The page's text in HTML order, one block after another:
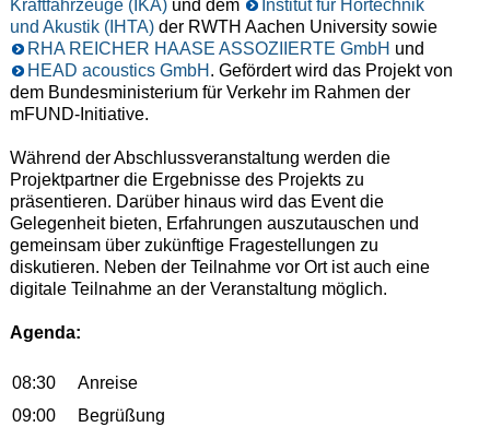
Kraftfahrzeuge (IKA)und dem
Institut für Hörtechnik
und Akustik (IHTA)der RWTH Aachen University sowie
RHA REICHER HAASE ASSOZIIERTE GmbH und
HEAD acoustics GmbH . Gefördert wird das Projekt von
dem Bundesministerium für Verkehr im Rahmen der
mFUND-Initiative.
Während der Abschlussveranstaltung werden die
Projektpartner die Ergebnisse des Projekts zu
präsentieren. Darüber hinaus wird das Event die
Gelegenheit bieten, Erfahrungen auszutauschen und
gemeinsam über zukünftige Fragestellungen zu
diskutieren. Neben der Teilnahme vor Ort ist auch eine
digitale Teilnahme an der Veranstaltung möglich.
Agenda:
08:30
Anreise
09:00
Begrüßung